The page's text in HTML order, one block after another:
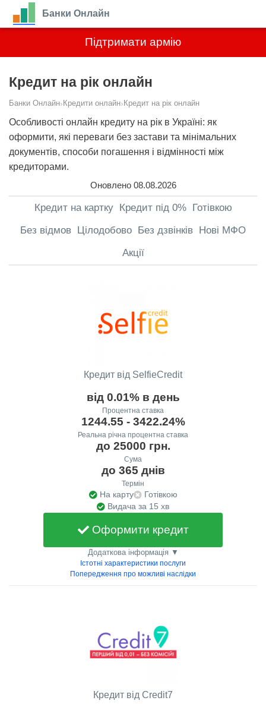
Підтримати армію
Банки Онлайн
Кредит на рік онлайн
Банки Онлайн› Кредити онлайн› Кредит на рік онлайн
Особливості онлайн кредиту на рік в Україні: як
оформити, які переваги без застави та мінімальних
документів, способи погашення і відмінності між
кредиторами.
Оновлено 08.08.2026
Кредит на картку Кредит під 0%
Готівкою
Без відмов Цілодобово Без дзвінків Нові МФО
Акції
Кредит від SelfieCredit
від 0.01% в день
Процентна ставка
1244.55 - 3422.24%
Реальна річна процентна ставка
до 25000 грн.
Сума
до 365 днів
Термін
На карту
Готівкою
Видача за 15 хв
Оформити кредит
Додаткова інформація ▼
Істотні характеристики послуги
Попередження про можливі наслідки
Кредит від Credit7